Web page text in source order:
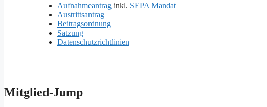
Aufnahmeantrag inkl. SEPA Mandat
Austrittsantrag
Beitragsordnung
Satzung
Datenschutzrichtlinien
Mitglied-Jump